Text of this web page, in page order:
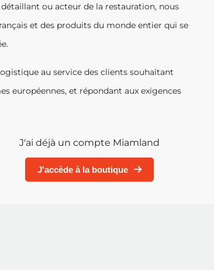
ou acteur de la restauration, nous
et des produits du monde entier qui se
au service des clients souhaitant
européennes, et répondant aux exigences
J'ai déjà un compte Miamland
J'accède à la boutique